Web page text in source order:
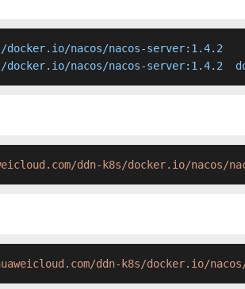
docker.io/nacos/nacos-server:1.4.2
docker.io/nacos/nacos-server:1.4.2
ddn-k8s/docker.io/nacos/
ddn-k8s/docker.io/